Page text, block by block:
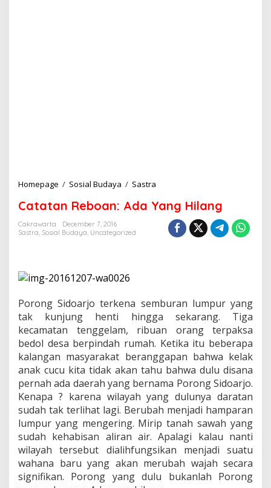
Homepage / Sosial Budaya / Sastra
t
a
n
:
A
a
Y
a
g
H
i
a
n
g
Catatan Reboan: Ada Yang Hilang
Cakrawarta
December 7, 2016
Sastra, Sosial Budaya, Uncategorized
Porong Sidoarjo terkena semburan lumpur yang
tak kunjung henti hingga sekarang. Tiga
kecamatan tenggelam, ribuan orang terpaksa
bedol desa berpindah rumah. Ketika itu beberapa
kalangan masyarakat beranggapan bahwa kelak
anak cucu kita tidak akan tahu bahwa dulu disana
pernah ada daerah yang bernama Porong Sidoarjo.
Kenapa ? karena wilayah yang dulunya daratan
sudah tak terlihat lagi. Berubah menjadi hamparan
lumpur yang mengering. Mirip tanah sawah yang
sudah kehabisan aliran air. Apalagi kalau nanti
wilayah tersebut dialihfungsikan menjadi suatu
wahana baru yang akan merubah wajah secara
signifikan. Porong yang dulu bukanlah Porong